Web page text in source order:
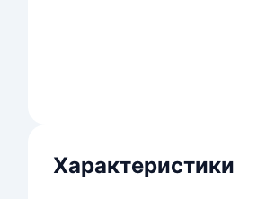
Характеристики